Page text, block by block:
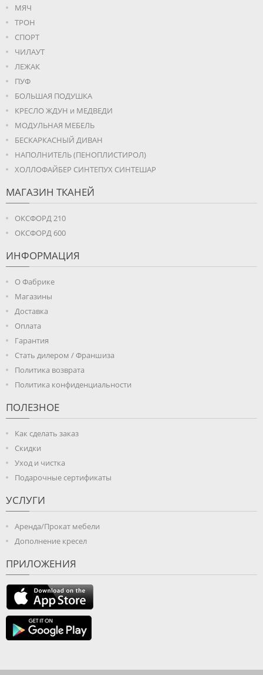
МЯЧ
ТРОН
СПОРТ
ЧИЛАУТ
ЛЕЖАК
ПУФ
БОЛЬШАЯ ПОДУШКА
КРЕСЛО ЖДУН и МЕДВЕДИ
МОДУЛЬНАЯ МЕБЕЛЬ
БЕСКАРКАСНЫЙ ДИВАН
НАПОЛНИТЕЛЬ (ПЕНОПЛИСТИРОЛ)
ХОЛЛОФАЙБЕР СИНТЕПУХ СИНТЕШАР
МАГАЗИН ТКАНЕЙ
ОКСФОРД 210
ОКСФОРД 600
ИНФОРМАЦИЯ
О Фабрике
Магазины
Доставка
Оплата
Гарантия
Стать дилером / Франшиза
Политика возврата
Политика конфиденциальности
ПОЛЕЗНОЕ
Как сделать заказ
Скидки
Уход и чистка
Подарочные сертификаты
УСЛУГИ
Аренда/Прокат мебели
Дополнение кресел
ПРИЛОЖЕНИЯ